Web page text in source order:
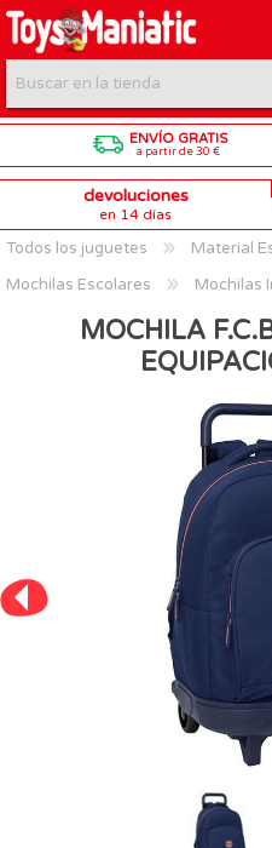
ENVÍO GRATIS
a partir de 30 €
devoluciones
en 14 días
Todos los juguetes
Material
Mochilas Escolares
Mochilas
MOCHILA